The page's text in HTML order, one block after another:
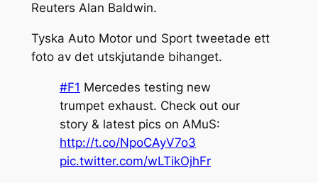
Reuters Alan Baldwin.
Tyska Auto Motor und Sport tweetade ett
foto av det utskjutande bihanget.
#F1 Mercedes testing new
trumpet exhaust. Check out our
story & latest pics on AMuS:
http://t.co/NpoCAyV7o3
pic.twitter.com/wLTikOjhFr